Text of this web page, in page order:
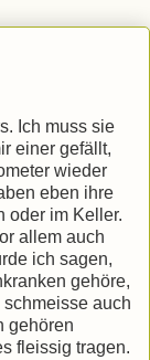
Ich muss sie
einer gefällt,
wieder
eben ihre
oder im Keller.
allem auch
ich sagen,
gehöre,
auch
gehören
fleissig tragen.